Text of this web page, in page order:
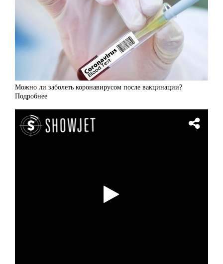
Можно ли заболеть коронавирусом после вакцинации?
Подробнее